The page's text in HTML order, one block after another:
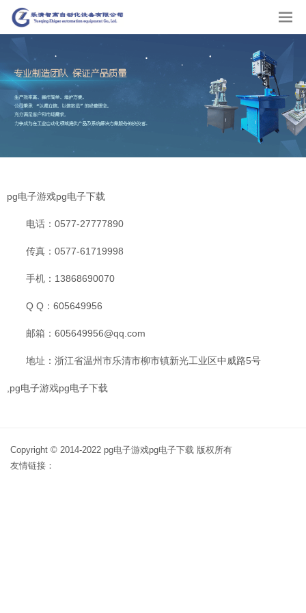
pg电子游戏pg电子下载
电话：0577-27777890
传真：0577-61719998
手机：13868690070
Q Q：605649956
邮箱：605649956@qq.com
地址：浙江省温州市乐清市柳市镇新光工业区中威路5号
,pg电子游戏pg电子下载
Copyright © 2014-2022 pg电子游戏pg电子下载 版权所有
友情链接：